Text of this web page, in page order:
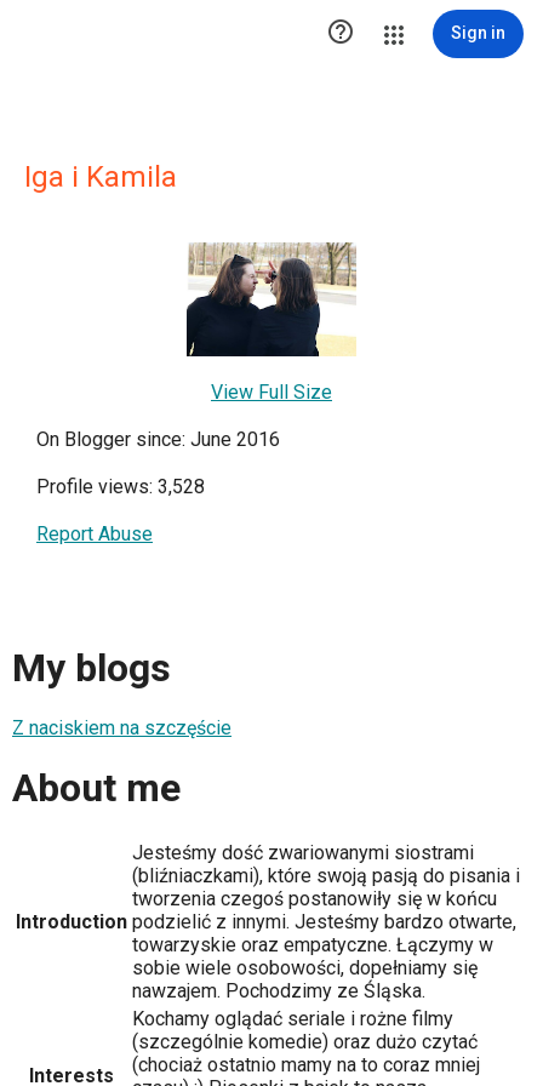
 Sign in
Iga i Kamila
View Full Size
On Blogger since: June 2016
Profile views: 3,528
Report Abuse
My blogs
Z naciskiem na szczęście
About me
Introduction
Jesteśmy dość zwariowanymi siostrami
(bliźniaczkami), które swoją pasją do pisania i
tworzenia czegoś postanowiły się w końcu
podzielić z innymi. Jesteśmy bardzo otwarte,
towarzyskie oraz empatyczne. Łączymy w
sobie wiele osobowości, dopełniamy się
nawzajem. Pochodzimy ze Śląska.
Interests
Kochamy oglądać seriale i rożne filmy
(szczególnie komedie) oraz dużo czytać
(chociaż ostatnio mamy na to coraz mniej